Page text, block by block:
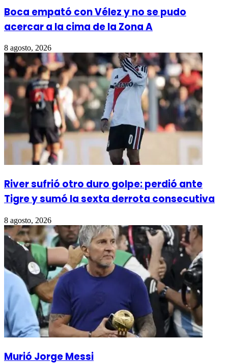
Boca empató con Vélez y no se pudo
acercar a la cima de la Zona A
8 agosto, 2026
River sufrió otro duro golpe: perdió ante
Tigre y sumó la sexta derrota consecutiva
8 agosto, 2026
Murió Jorge Messi